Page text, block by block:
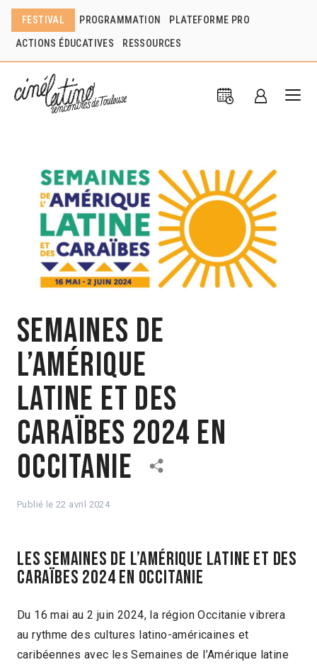
FESTIVAL PROGRAMMATION PLATEFORME PRO
ACTIONS ÉDUCATIVES RESSOURCES
Semaines de
l’Amérique
Latine et des
Caraïbes 2024 en
Occitanie
Publié le22 avril 2024
Les Semaines de l’Amérique latine et des
Caraïbes 2024 en Occitanie
Du 16 mai au 2 juin 2024, la région Occitanie vibrera
au rythme des cultures latino-américaines et
caribéennes avec les Semaines de l’Amérique latine